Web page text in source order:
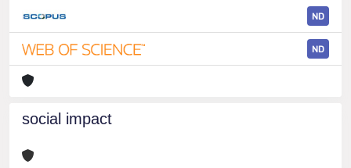
ND
ND
social impact